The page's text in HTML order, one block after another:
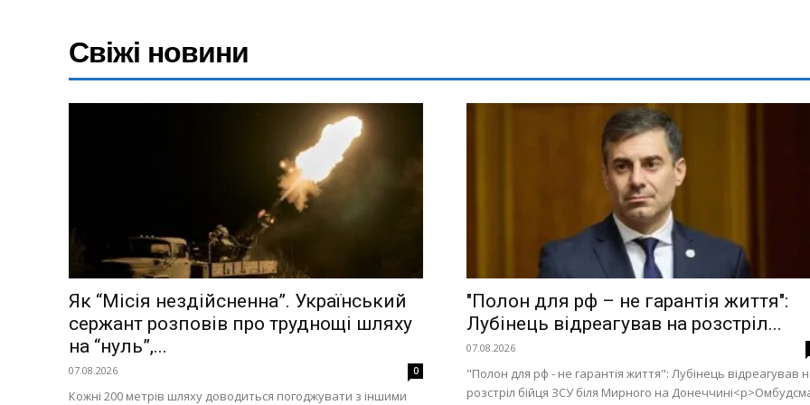
Свіжі новини
Як “Місія нездійсненна”. Український
сержант розповів про труднощі шляху
на “нуль”,...
07.08.2026 0
Кожні 200 метрів шляху доводиться погоджувати з іншими
"Полон для рф – не гарантія життя":
Лубінець відреагував на розстріл...
07.08.2026
"Полон для рф - не гарантія життя": Лубінець відреагував
розстріл бійця ЗСУ біля Мирного на